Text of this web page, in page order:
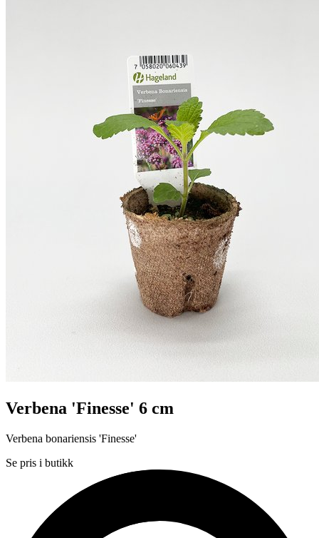
Verbena 'Finesse' 6 cm
Verbena bonariensis 'Finesse'
Se pris i butikk